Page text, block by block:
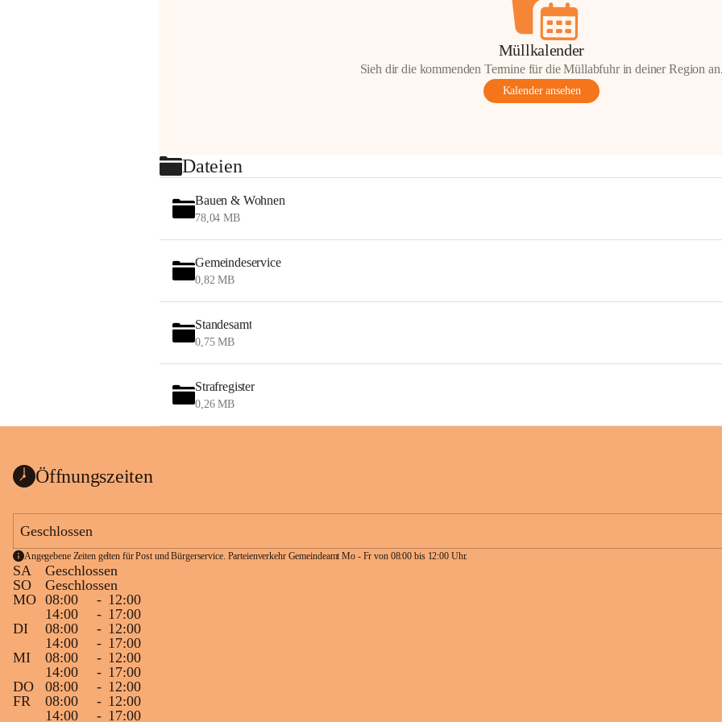
Müllkalender
Sieh dir die kommenden Termine für die Müllabfuhr in deiner Region
Kalender ansehen
Dateien
Bauen & Wohnen
78,04 MB
Gemeindeservice
0,82 MB
Standesamt
0,75 MB
Strafregister
0,26 MB
Öffnungszeiten
Geschlossen
Angegebene Zeiten gelten für Post und Bürgerservice. Parteienverkehr Gemeindeamt Mo - Fr von 08:00 bis 12:00 Uhr.
SA
Geschlossen
SO
Geschlossen
MO 08:00 - 12:00
14:00
- 17:00
DI
08:00 - 12:00
14:00
- 17:00
MI
08:00 - 12:00
14:00
- 17:00
DO
08:00 - 12:00
FR
08:00 - 12:00
14:00
- 17:00